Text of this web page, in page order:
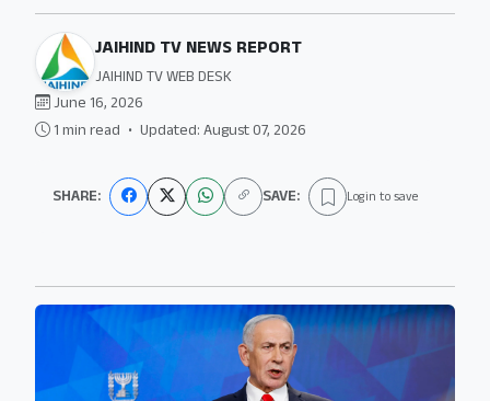
JAIHIND TV NEWS REPORT
JAIHIND TV WEB DESK
June 16, 2026
1 min read • Updated: August 07, 2026
SHARE: SAVE: Login to save